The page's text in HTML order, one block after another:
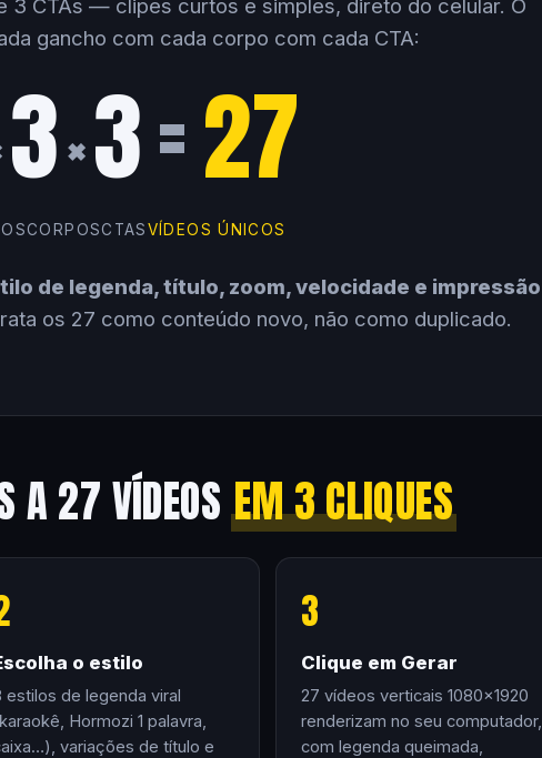
3 CTAs — clipes curtos e simples, direto do celular. O
gancho com cada corpo com cada CTA:
3×3=27
CORPOSCTASVÍDEOS ÚNICOS
de legenda, título, zoom, velocidade e impressão
os 27 como conteúdo novo, não como duplicado.
A 27 VÍDEOSEM 3 CLIQUES
o estilo
estilos de legenda viral
Hormozi 1 palavra,
variações de título e
3
Clique em Gerar
27 vídeos verticais 1080×1920
renderizam no seu computador,
com legenda queimada,